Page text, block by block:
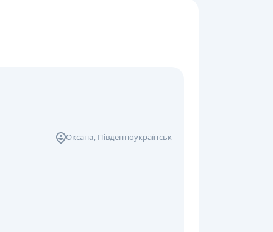
Оксана, Південноукраїнськ